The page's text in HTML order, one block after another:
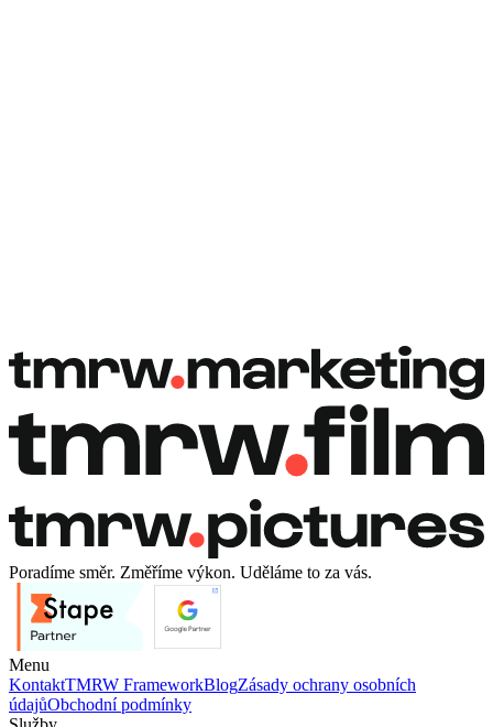
Rezervovat hovor Rezervovat hovor
Poradíme směr. Změříme výkon. Uděláme to za vás.
Menu
KontaktTMRW FrameworkBlogZásady ochrany osobních
údajůObchodní podmínky